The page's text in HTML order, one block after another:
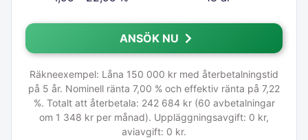
ANSÖK NU
Räkneexempel: Låna 150 000 kr med återbetalningstid
på 5 år. Nominell ränta 7,00 % och effektiv ränta på 7,22
%. Totalt att återbetala: 242 684 kr (60 avbetalningar
om 1 348 kr per månad). Uppläggningsavgift: 0 kr,
aviavgift: 0 kr.